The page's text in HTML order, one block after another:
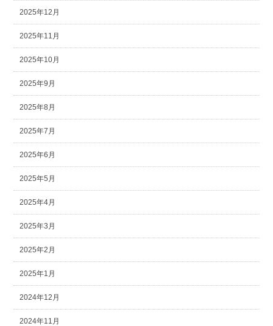
2025年12月
2025年11月
2025年10月
2025年9月
2025年8月
2025年7月
2025年6月
2025年5月
2025年4月
2025年3月
2025年2月
2025年1月
2024年12月
2024年11月